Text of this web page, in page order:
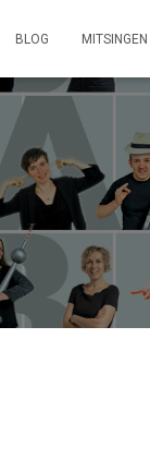
BLOG MITSINGEN